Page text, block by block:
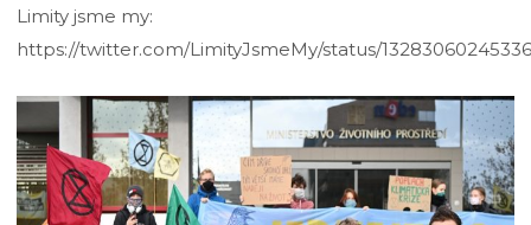
Limity jsme my:
https://twitter.com/LimityJsmeMy/status/